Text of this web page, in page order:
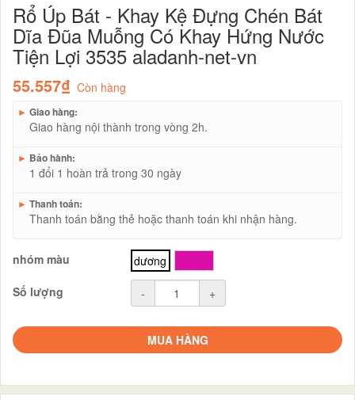
Rổ Úp Bát - Khay Kệ Đựng Chén Bát
Dĩa Đũa Muỗng Có Khay Hứng Nước
Tiện Lợi 3535 aladanh-net-vn
55.557₫ Còn hàng
► Giao hàng:
Giao hàng nội thành trong vòng 2h.
► Bảo hành:
1 đổi 1 hoàn trả trong 30 ngày
► Thanh toán:
Thanh toán bằng thẻ hoặc thanh toán khi nhận hàng.
nhóm màu dương
Số lượng
- +
MUA HÀNG